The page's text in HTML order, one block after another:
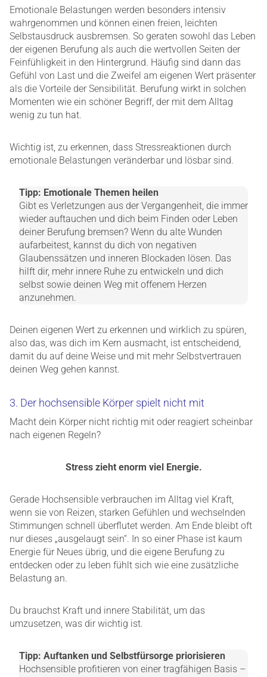
Emotionale Belastungen werden besonders intensiv
wahrgenommen und können einen freien, leichten
Selbstausdruck ausbremsen. So geraten sowohl das Leben
der eigenen Berufung als auch die wertvollen Seiten der
Feinfühligkeit in den Hintergrund. Häufig sind dann das
Gefühl von Last und die Zweifel am eigenen Wert präsenter
als die Vorteile der Sensibilität. Berufung wirkt in solchen
Momenten wie ein schöner Begriff, der mit dem Alltag
wenig zu tun hat.
Wichtig ist, zu erkennen, dass Stressreaktionen durch
emotionale Belastungen veränderbar und lösbar sind.
Tipp: Emotionale Themen heilen
Gibt es Verletzungen aus der Vergangenheit, die immer
wieder auftauchen und dich beim Finden oder Leben
deiner Berufung bremsen? Wenn du alte Wunden
aufarbeitest, kannst du dich von negativen
Glaubenssätzen und inneren Blockaden lösen. Das
hilft dir, mehr innere Ruhe zu entwickeln und dich
selbst sowie deinen Weg mit offenem Herzen
anzunehmen.
Deinen eigenen Wert zu erkennen und wirklich zu spüren,
also das, was dich im Kern ausmacht, ist entscheidend,
damit du auf deine Weise und mit mehr Selbstvertrauen
deinen Weg gehen kannst.
3. Der hochsensible Körper spielt nicht mit
Macht dein Körper nicht richtig mit oder reagiert scheinbar
nach eigenen Regeln?
Stress zieht enorm viel Energie.
Gerade Hochsensible verbrauchen im Alltag viel Kraft,
wenn sie von Reizen, starken Gefühlen und wechselnden
Stimmungen schnell überflutet werden. Am Ende bleibt oft
nur dieses „ausgelaugt sein“. In so einer Phase ist kaum
Energie für Neues übrig, und die eigene Berufung zu
entdecken oder zu leben fühlt sich wie eine zusätzliche
Belastung an.
Du brauchst Kraft und innere Stabilität, um das
umzusetzen, was dir wichtig ist.
Tipp: Auftanken und Selbstfürsorge priorisieren
Hochsensible profitieren von einer tragfähigen Basis –